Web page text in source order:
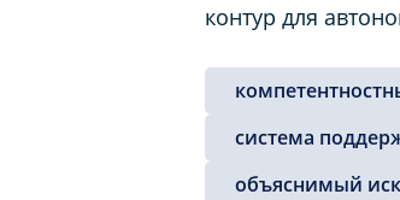
контур для
система
объяснимый